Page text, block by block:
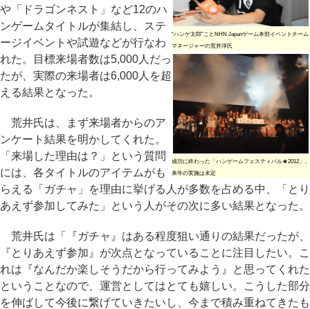
“ハンゲ太郎”ことNHN Japanゲーム本部イベントチーム
マネージャーの荒井淳氏
成功に終わった「ハンゲームフェスティバル★2012」。
来年の実施は未定
や「ドラゴンネスト」など12のハ
ンゲームタイトルが集結し、ステ
ージイベントや試遊などが行なわ
れた。目標来場者数は5,000人だっ
たが、実際の来場者は6,000人を超
える結果となった。
荒井氏は、まず来場者からのア
ンケート結果を明かしてくれた。
「来場した理由は？」という質問
には、各タイトルのアイテムがも
らえる「ガチャ」を理由に挙げる人が多数を占める中、「とり
あえず参加してみた」という人がその次に多い結果となった。
荒井氏は「『ガチャ』はある程度狙い通りの結果だったが、
『とりあえず参加』が次点となっていることに注目したい。こ
れは『なんだか楽しそうだから行ってみよう』と思ってくれた
ということなので、運営としてはとても嬉しい。こうした部分
を伸ばして今後に繋げていきたいし、今まで積み重ねてきたも